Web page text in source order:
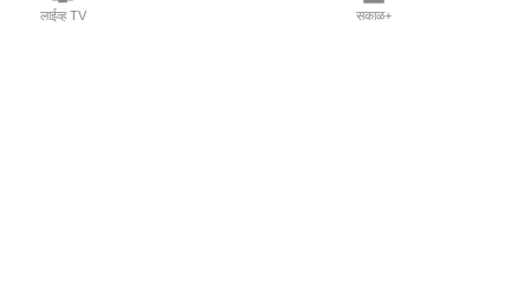
लाईव्ह TV सकाळ+